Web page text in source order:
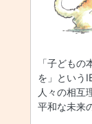
「子ども
を」という
人々の相互
平和な未来